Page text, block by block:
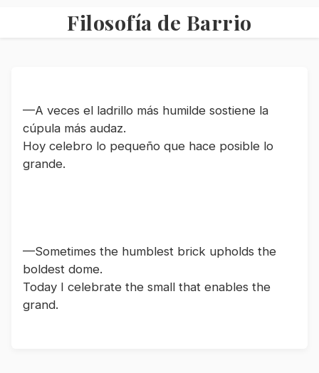
Filosofía de Barrio
—A veces el ladrillo más humilde sostiene la
cúpula más audaz.
Hoy celebro lo pequeño que hace posible lo
grande.
—Sometimes the humblest brick upholds the
boldest dome.
Today I celebrate the small that enables the
grand.